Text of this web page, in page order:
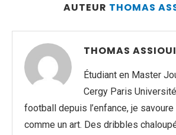
AUTEUR THOMAS
THOMAS ASSIOUI
Étudiant en Master
Cergy Paris
football depuis l’enfance, je
comme un art. Des dribbles